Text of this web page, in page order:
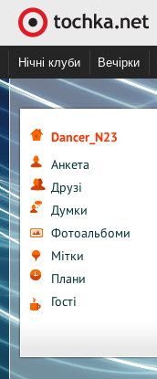
Нічні клуби Вечірки
Dancer_N23
Анкета
Друзі
Думки
Фотоальбоми
Мітки
Плани
Гості